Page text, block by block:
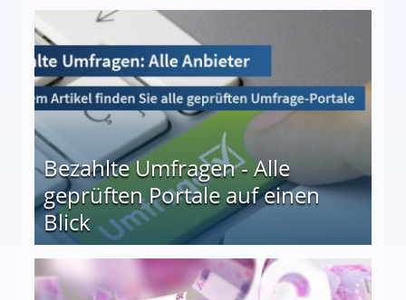
Bezahlte Umfragen - Alle
geprüften Portale auf einen
Blick
auf einen Blick